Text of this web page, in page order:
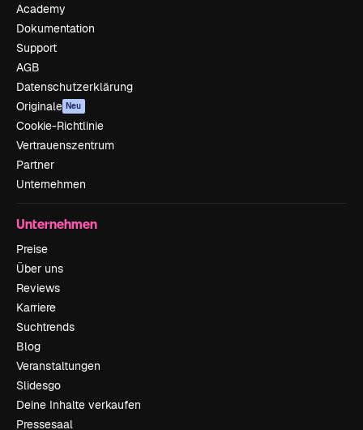
Academy
Dokumentation
Support
AGB
Datenschutzerklärung
Originale Neu
Cookie-Richtlinie
Vertrauenszentrum
Partner
Unternehmen
Unternehmen
Preise
Über uns
Reviews
Karriere
Suchtrends
Blog
Veranstaltungen
Slidesgo
Deine Inhalte verkaufen
Pressesaal